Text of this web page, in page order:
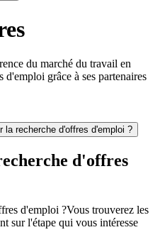
du marché du travail en
grâce à ses partenaires
la recherche d'offres d'emploi ?
d'offres
d'emploi ?Vous trouverez les
sur l'étape qui vous intéresse